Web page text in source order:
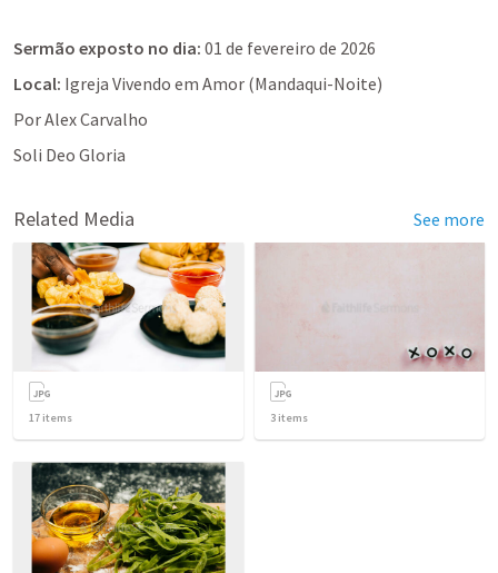
Sermão exposto no dia: 01 de fevereiro de 2026
Local: Igreja Vivendo em Amor (Mandaqui-Noite)
Por Alex Carvalho
Soli Deo Gloria
Related Media See more
17 items 3 items